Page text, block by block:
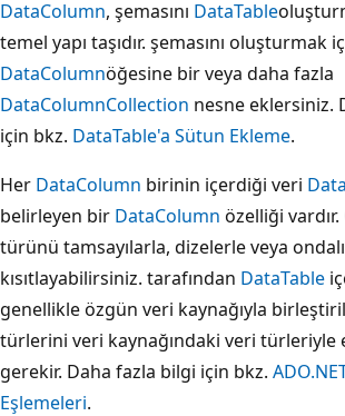
DataColumn, şemasını DataTable
temel yapı taşıdır. şemasını oluşturmak
DataColumnöğesine bir veya daha fazla
DataColumnCollection nesne eklersiniz.
için bkz. DataTable'a Sütun Ekleme.
Her DataColumn birinin içerdiği veri
belirleyen bir DataColumn özelliği
türünü tamsayılarla, dizelerle veya
kısıtlayabilirsiniz. tarafından DataTable
genellikle özgün veri kaynağıyla
türlerini veri kaynağındaki veri türleriyle
gerekir. Daha fazla bilgi için bkz.
Eşlemeleri.